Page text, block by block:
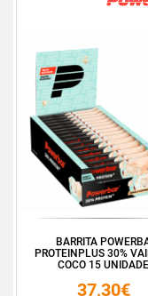
BARRITA
PROTEINPLUS 30%
COCO 15
37,30€